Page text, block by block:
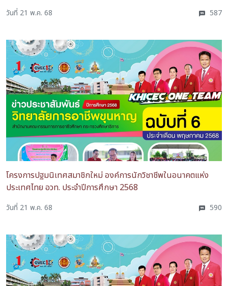
วันที่ 21 พ.ค. 68 587
โครงการปฐมนิเทศสมาชิกใหม่ องค์การนักวิชาชีพในอนาคตแห่ง
ประเทศไทย อวท. ประจำปีการศึกษา 2568
วันที่ 21 พ.ค. 68 590